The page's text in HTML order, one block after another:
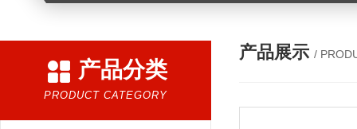
产品分类
PRODUCT CATEGORY
产品展示 /